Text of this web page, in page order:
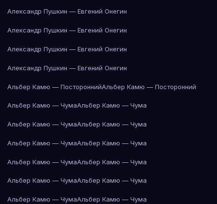
Александр Пушкин — Евгений Онегин
Александр Пушкин — Евгений Онегин
Александр Пушкин — Евгений Онегин
Александр Пушкин — Евгений Онегин
Альбер Камю — ПостороннийАльбер Камю — Посторонний
Альбер Камю — ЧумаАльбер Камю — Чума
Альбер Камю — ЧумаАльбер Камю — Чума
Альбер Камю — ЧумаАльбер Камю — Чума
Альбер Камю — ЧумаАльбер Камю — Чума
Альбер Камю — ЧумаАльбер Камю — Чума
Альбер Камю — ЧумаАльбер Камю — Чума